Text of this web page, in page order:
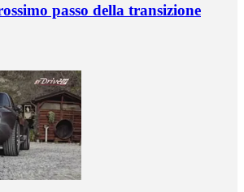
passo della transizione